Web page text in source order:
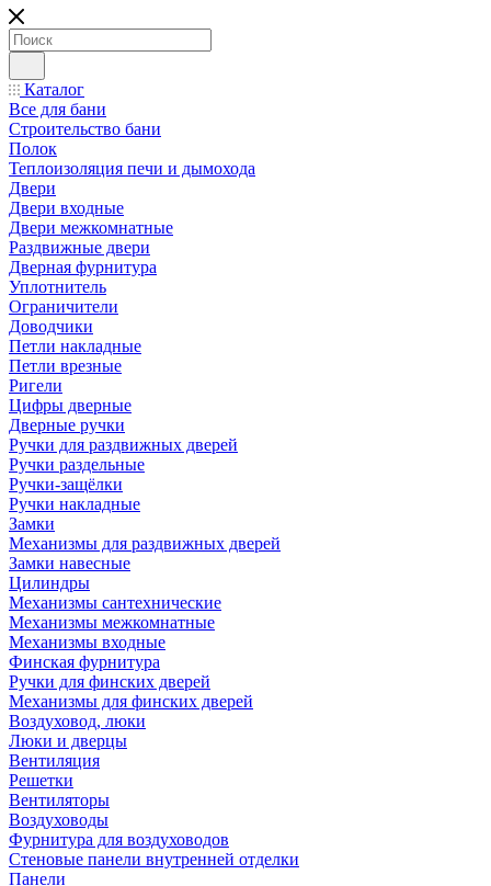
Каталог
Все для бани
Строительство бани
Полок
Теплоизоляция печи и дымохода
Двери
Двери входные
Двери межкомнатные
Раздвижные двери
Дверная фурнитура
Уплотнитель
Ограничители
Доводчики
Петли накладные
Петли врезные
Ригели
Цифры дверные
Дверные ручки
Ручки для раздвижных дверей
Ручки раздельные
Ручки-защёлки
Ручки накладные
Замки
Механизмы для раздвижных дверей
Замки навесные
Цилиндры
Механизмы сантехнические
Механизмы межкомнатные
Механизмы входные
Финская фурнитура
Ручки для финских дверей
Механизмы для финских дверей
Воздуховод, люки
Люки и дверцы
Вентиляция
Решетки
Вентиляторы
Воздуховоды
Фурнитура для воздуховодов
Стеновые панели внутренней отделки
Панели